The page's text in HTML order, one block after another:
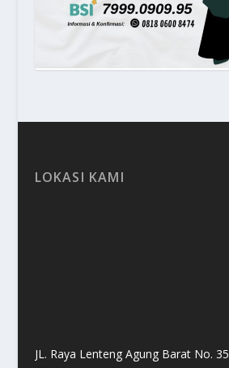
LOKASI KAMI
JL. Raya Lenteng Agung Barat No. 35